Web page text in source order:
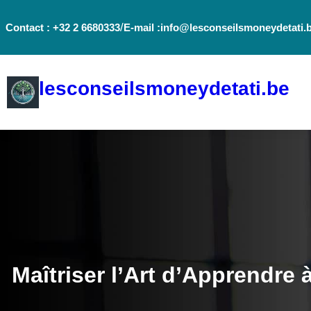
auContact : +32 2 6680333/E-mail
lesconseilsmoneydetati.be
Maîtriser l’Art d’Apprendre